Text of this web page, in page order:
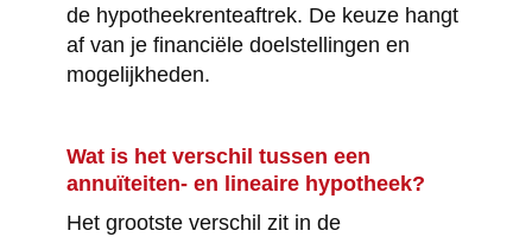
de hypotheekrenteaftrek. De keuze hangt
af van je financiële doelstellingen en
mogelijkheden.
Wat is het verschil tussen een
annuïteiten- en lineaire hypotheek?
Het grootste verschil zit in de